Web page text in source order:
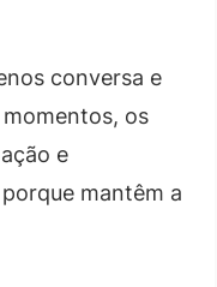
conversa e
os
e
mantêm a